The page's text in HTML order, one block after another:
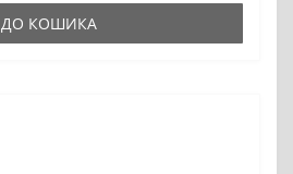
ДО КОШИКА